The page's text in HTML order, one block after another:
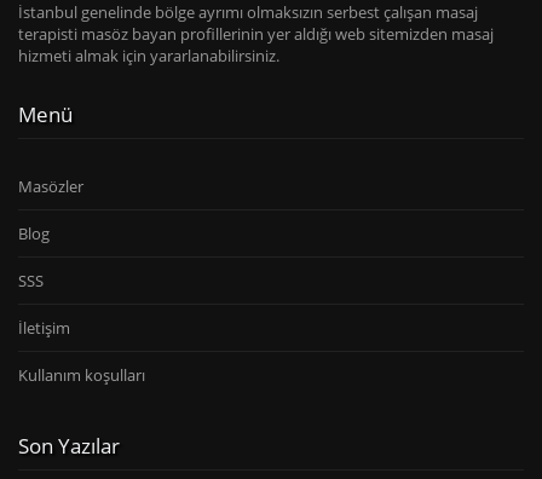
İstanbul genelinde bölge ayrımı olmaksızın serbest çalışan masaj
terapisti masöz bayan profillerinin yer aldığı web sitemizden masaj
hizmeti almak için yararlanabilirsiniz.
Menü
Masözler
Blog
SSS
İletişim
Kullanım koşulları
Son Yazılar